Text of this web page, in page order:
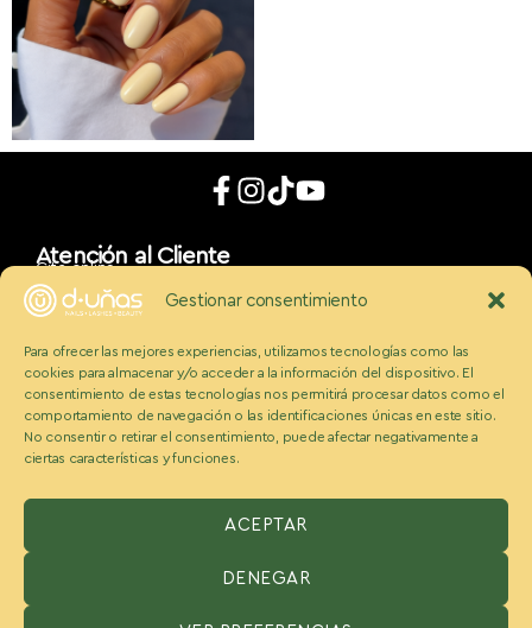
Gestionar consentimiento
Para ofrecer las mejores experiencias, utilizamos tecnologías como las
cookies para almacenar y/o acceder a la información del dispositivo. El
consentimiento de estas tecnologías nos permitirá procesar datos como el
comportamiento de navegación o las identificaciones únicas en este sitio.
No consentir o retirar el consentimiento, puede afectar negativamente a
ciertas características y funciones.
ACEPTAR
DENEGAR
Atención al Cliente
Cita online
App móvil
d_uñaslovers
Bonos d-uñas
Contacto
Conócenos
Somos Ecobeauty
Conocenos
Medios
Blog